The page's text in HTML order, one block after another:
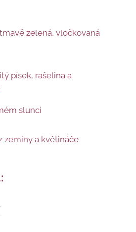
zelená, vločkovaná
písek, rašelina a
slunci
zeminy a květináče